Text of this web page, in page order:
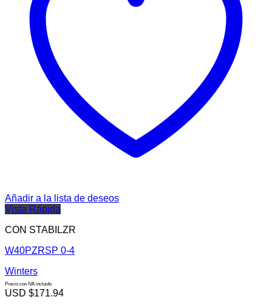
Añadir a la lista de deseos
Vista Rápida
CON STABILZR
W40PZRSP 0-4
Winters
Precio con IVA incluido
USD $171.94